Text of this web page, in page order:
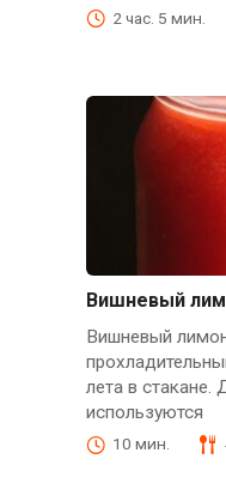
2 час. 5 мин.
Вишневый
Вишневый
лета в стакане.
используются
10 мин.